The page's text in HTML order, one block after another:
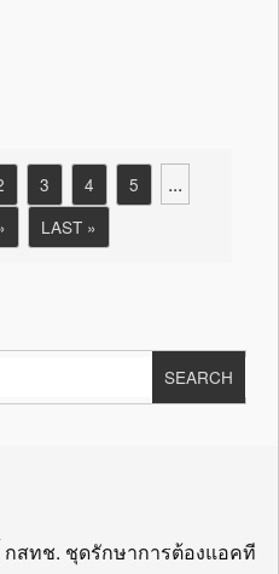
3 4 5 ...
LAST »
สทช. ชุดรักษาการต้องแอคที